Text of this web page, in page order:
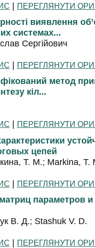
| ПЕРЕГЛЯНУТИ
виявлення
системах...
Сергійович
| ПЕРЕГЛЯНУТИ
метод
кіл...
| ПЕРЕГЛЯНУТИ
цепей
Т. М.; Markina, Т.
| ПЕРЕГЛЯНУТИ
параметров
В. Д.; Stashuk V. D.
| ПЕРЕГЛЯНУТИ